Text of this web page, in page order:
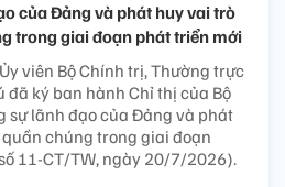
của Đảng và phát huy vai trò
trong giai đoạn phát triển mới
viên Bộ Chính trị, Thường trực
đã ký ban hành Chỉ thị của Bộ
sự lãnh đạo của Đảng và phát
chúng trong giai đoạn
11-CT/TW, ngày 20/7/2026).